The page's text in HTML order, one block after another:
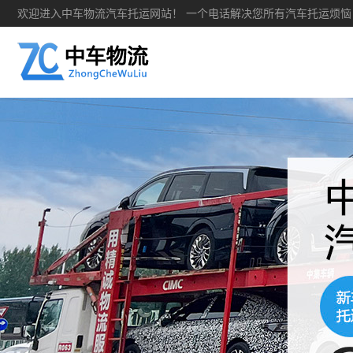
欢迎进入中车物流汽车托运网站！ 一个电话解决您所有汽车托运烦